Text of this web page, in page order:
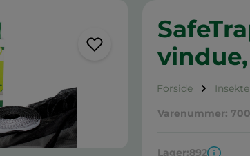
Forside
Varenummer:
Lager:892